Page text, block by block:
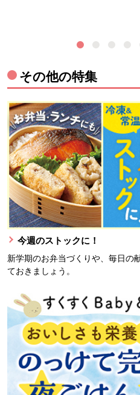
その他の特集
今週のストックに！
新学期のお弁当づくりや、毎日の
ておきましょう。